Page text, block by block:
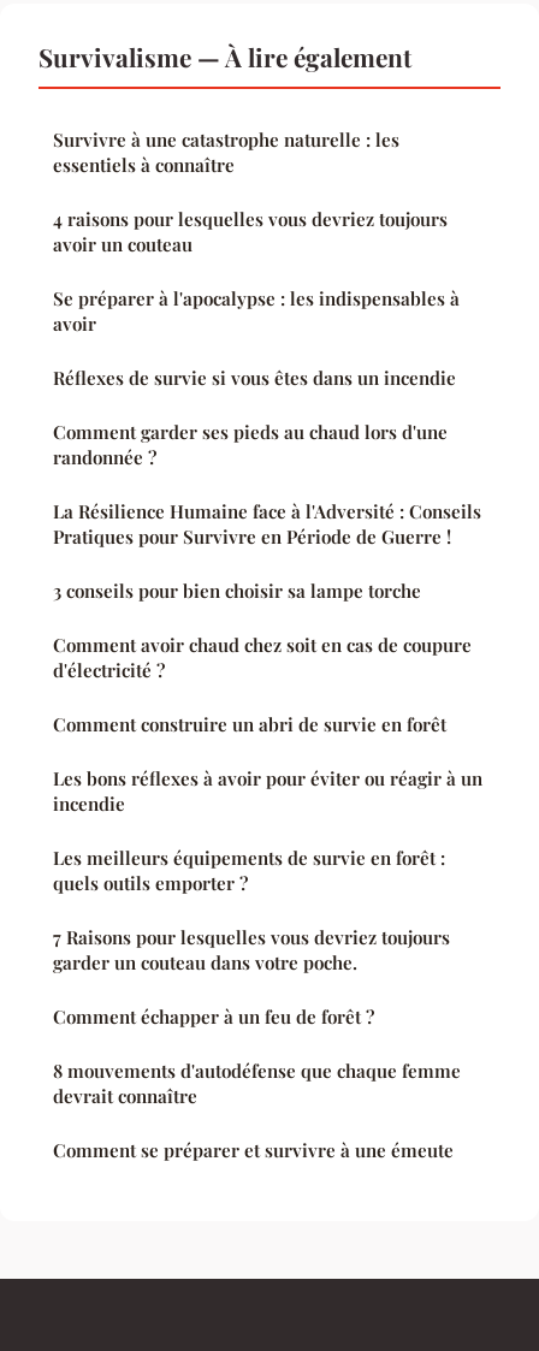
Survivalisme — À lire également
Survivre à une catastrophe naturelle : les
essentiels à connaître
4 raisons pour lesquelles vous devriez toujours
avoir un couteau
Se préparer à l'apocalypse : les indispensables à
avoir
Réflexes de survie si vous êtes dans un incendie
Comment garder ses pieds au chaud lors d'une
randonnée ?
La Résilience Humaine face à l'Adversité : Conseils
Pratiques pour Survivre en Période de Guerre !
3 conseils pour bien choisir sa lampe torche
Comment avoir chaud chez soit en cas de coupure
d'électricité ?
Comment construire un abri de survie en forêt
Les bons réflexes à avoir pour éviter ou réagir à un
incendie
Les meilleurs équipements de survie en forêt :
quels outils emporter ?
7 Raisons pour lesquelles vous devriez toujours
garder un couteau dans votre poche.
Comment échapper à un feu de forêt ?
8 mouvements d'autodéfense que chaque femme
devrait connaître
Comment se préparer et survivre à une émeute